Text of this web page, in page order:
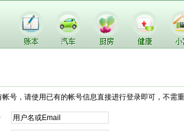
号，请使用已有的帐号信息直接进行登录即可，不需